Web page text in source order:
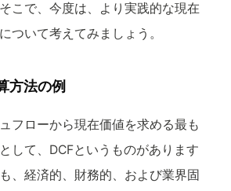
こで、今度は、より実践的な現在
ついて考えてみましょう。
方法の例
フローから現在価値を求める最も
して、DCFというものがあります
、経済的、財務的、および業界固